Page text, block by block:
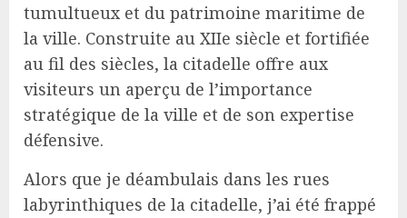
tumultueux et du patrimoine maritime de
la ville. Construite au XIIe siècle et fortifiée
au fil des siècles, la citadelle offre aux
visiteurs un aperçu de l’importance
stratégique de la ville et de son expertise
défensive.
Alors que je déambulais dans les rues
labyrinthiques de la citadelle, j’ai été frappé